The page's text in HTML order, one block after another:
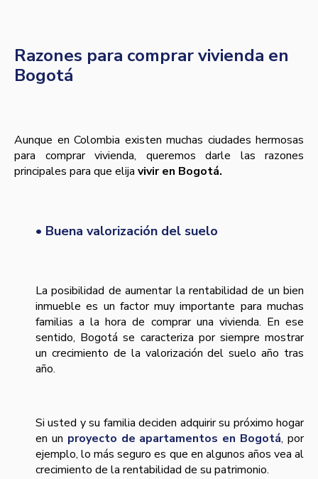
Razones para comprar vivienda en
Bogotá
Aunque en Colombia existen muchas ciudades hermosas
para comprar vivienda, queremos darle las razones
principales para que elija vivir en Bogotá.
• Buena valorización del suelo
La posibilidad de aumentar la rentabilidad de un bien
inmueble es un factor muy importante para muchas
familias a la hora de comprar una vivienda. En ese
sentido, Bogotá se caracteriza por siempre mostrar
un crecimiento de la valorización del suelo año tras
año.
Si usted y su familia deciden adquirir su próximo hogar
en un proyecto de apartamentos en Bogotá, por
ejemplo, lo más seguro es que en algunos años vea al
crecimiento de la rentabilidad de su patrimonio.